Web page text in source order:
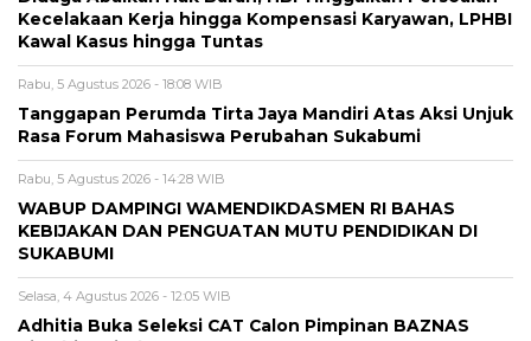
Kecelakaan Kerja hingga Kompensasi Karyawan, LPHBI
Kawal Kasus hingga Tuntas
Rabu, 5 Agustus 2026 - 18:08 WIB
Tanggapan Perumda Tirta Jaya Mandiri Atas Aksi Unjuk
Rasa Forum Mahasiswa Perubahan Sukabumi
Rabu, 5 Agustus 2026 - 14:28 WIB
WABUP DAMPINGI WAMENDIKDASMEN RI BAHAS
KEBIJAKAN DAN PENGUATAN MUTU PENDIDIKAN DI
SUKABUMI
Selasa, 4 Agustus 2026 - 12:05 WIB
Adhitia Buka Seleksi CAT Calon Pimpinan BAZNAS